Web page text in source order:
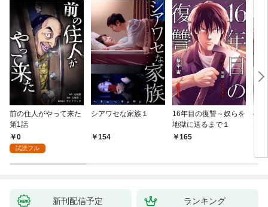
前の住人がやって来た
第1話
0
試読フル
シアワセな家族１
154
16年目の復讐～奴らを
地獄に送るまで１
165
ベ
新刊配信予定 ランキング